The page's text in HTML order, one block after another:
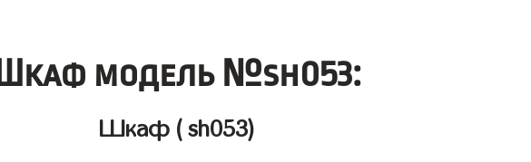
Шкаф модель №sh053:
Шкаф ( sh053)